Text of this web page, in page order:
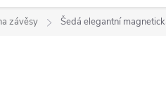
závěsy Šedá elegantní